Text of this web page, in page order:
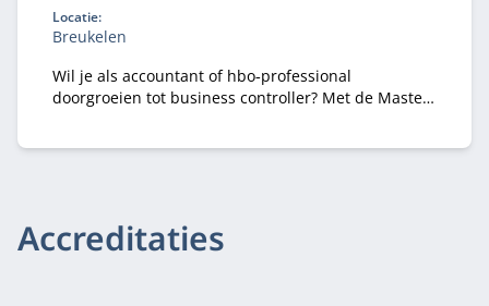
Locatie:
Breukelen
Wil je als accountant of hbo‑professional
doorgroeien tot business controller? Met de Master
Accreditaties